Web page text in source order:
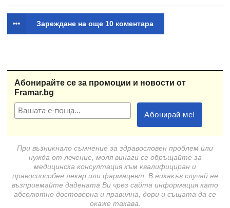
Зареждане на още 10 коментара
Абонирайте се за промоции и новости от
Framar.bg
При възникнало съмнение за здравословен проблем или
нужда от лечение, моля винаги се обръщайте за
медицинска консултация към квалифициран и
правоспособен лекар или фармацевт. В никакъв случай не
възприемайте дадената Ви чрез сайта информация като
абсолютно достоверна и правилна, дори и същата да се
окаже такава.